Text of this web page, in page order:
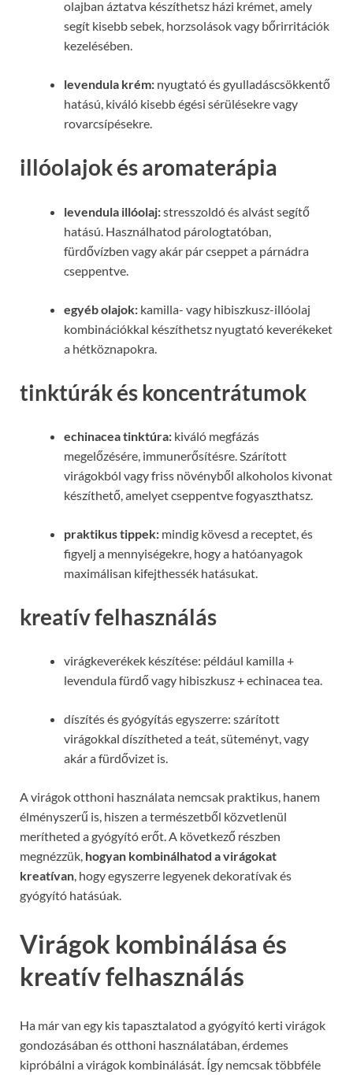
olajban áztatva készíthetsz házi krémet, amely
segít kisebb sebek, horzsolások vagy bőrirritációk
kezelésében.
levendula krém: nyugtató és gyulladáscsökkentő
hatású, kiváló kisebb égési sérülésekre vagy
rovarcsípésekre.
illóolajok és aromaterápia
levendula illóolaj:stresszoldó és alvást segítő
hatású. Használhatod párologtatóban,
fürdővízben vagy akár pár cseppet a párnádra
cseppentve.
egyéb olajok: kamilla- vagy hibiszkusz-illóolaj
kombinációkkal készíthetsz nyugtató keverékeket
a hétköznapokra.
tinktúrák és koncentrátumok
echinacea tinktúra: kiváló megfázás
megelőzésére, immunerősítésre. Szárított
virágokból vagy friss növényből alkoholos kivonat
készíthető, amelyet cseppentve fogyaszthatsz.
praktikus tippek: mindig kövesd a receptet, és
figyelj a mennyiségekre, hogy a hatóanyagok
maximálisan kifejthessék hatásukat.
kreatív felhasználás
virágkeverékek készítése: például kamilla +
levendula fürdő vagy hibiszkusz + echinacea tea.
díszítés és gyógyítás egyszerre: szárított
virágokkal díszítheted a teát, süteményt, vagy
akár a fürdővizet is.
A virágok otthoni használata nemcsak praktikus, hanem
élményszerű is, hiszen a természetből közvetlenül
merítheted a gyógyító erőt. A következő részben
megnézzük, hogyan kombinálhatod a virágokat
kreatívan, hogy egyszerre legyenek dekoratívak és
gyógyító hatásúak.
Virágok kombinálása és
kreatív felhasználás
Ha már van egy kis tapasztalatod a gyógyító kerti virágok
gondozásában és otthoni használatában, érdemes
kipróbálni a virágok kombinálását. Így nemcsak többféle